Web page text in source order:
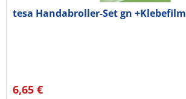
tesa Handabroller-Set gn +Klebefilm
6,65 €